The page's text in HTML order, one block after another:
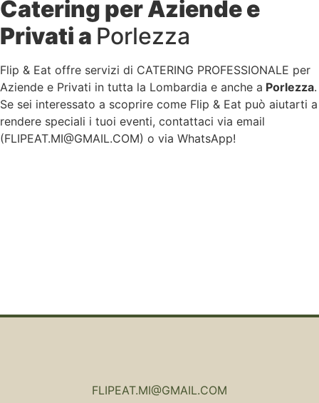
Catering per Aziende e
Privati a Porlezza
Flip & Eat offre servizi di CATERING PROFESSIONALE per
Aziende e Privati in tutta la Lombardia e anche a Porlezza.
Se sei interessato a scoprire come Flip & Eat può aiutarti a
rendere speciali i tuoi eventi, contattaci via email
(FLIPEAT.MI@GMAIL.COM) o via WhatsApp!
FLIPEAT.MI@GMAIL.COM